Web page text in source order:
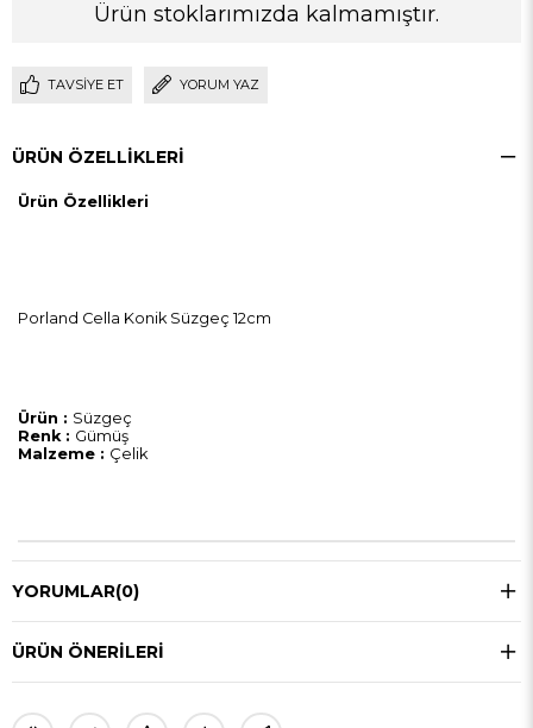
Ürün stoklarımızda kalmamıştır.
TAVSIYE ET YORUM YAZ
ÜRÜN ÖZELLIKLERI
Ürün Özellikleri
Porland Cella Konik Süzgeç 12cm
Ürün : Süzgeç
Renk : Gümüş
Malzeme : Çelik
YORUMLAR(0)
ÜRÜN ÖNERILERI